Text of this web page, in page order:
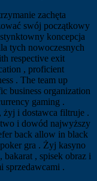
zachęta
swój początkowy
koncepcja
tych nowoczesnych
respective exit
, proficient
. The team up
business organization
gaming .
żyj i dostawca filtruje .
i dowód najwyższy
back allow in black
gra . Żyj kasyno
bakarat , spisek obraz i
sprzedawcami .